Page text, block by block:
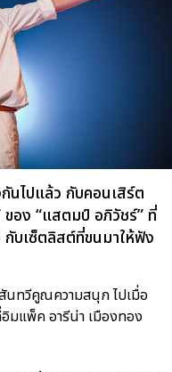
นไปแล้ว กับคอนเสิร์ต
อง “แสตมป์ อภิวัชร์” ที่
บเซ็ตลิสต์ที่ขนมาให้ฟัง
ทวีคูณความสนุก ไปเมื่อ
มแพ็ค อารีน่า เมืองทอง